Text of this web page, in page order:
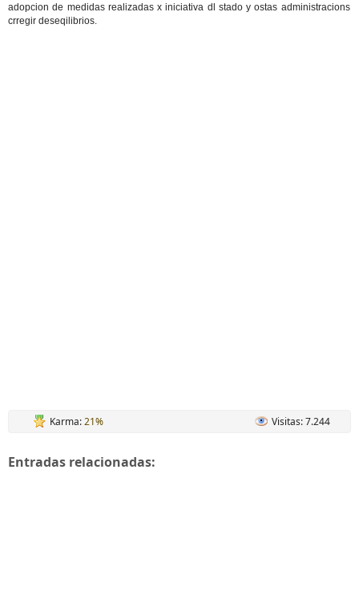
adopcion de medidas realizadas x iniciativa dl stado y ostas administracions
crregir deseqilibrios.
Karma:21% Visitas: 7.244
Entradas relacionadas: